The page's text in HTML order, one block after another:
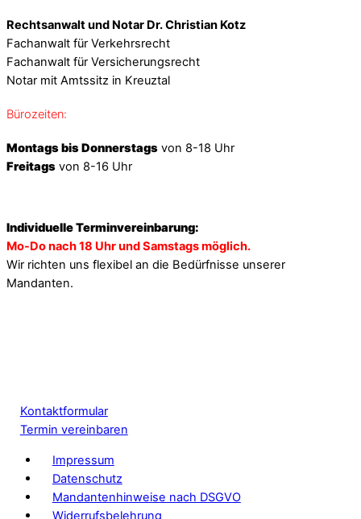
Rechtsanwalt und Notar Dr. Christian Kotz
Fachanwalt für Verkehrsrecht
Fachanwalt für Versicherungsrecht
Notar mit Amtssitz in Kreuztal
Bürozeiten:
Montags bis Donnerstags von 8-18 Uhr
Freitags von 8-16 Uhr
Individuelle Terminvereinbarung:
Mo-Do nach 18 Uhr und Samstags möglich.
Wir richten uns flexibel an die Bedürfnisse unserer
Mandanten.
Kontaktformular
Termin vereinbaren
Impressum
Datenschutz
Mandantenhinweise nach DSGVO
Widerrufsbelehrung